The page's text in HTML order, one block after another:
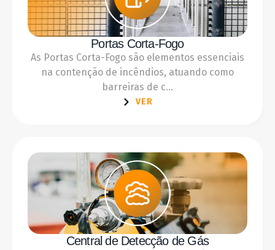
Portas Corta-Fogo
As Portas Corta-Fogo são elementos essenciais
na contenção de incêndios, atuando como
barreiras de c...
VER
Central de Detecção de Gás